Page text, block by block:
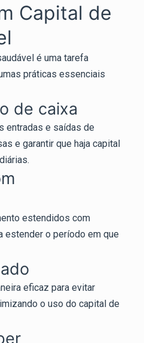
Capital de
é uma tarefa
práticas essenciais
de caixa
entradas e saídas de
e garantir que haja capital
estendidos com
estender o período em que
eficaz para evitar
o uso do capital de